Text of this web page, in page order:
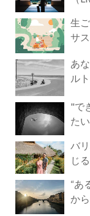
生
サ
あなた
ル
"で
た
バ
じ
“あ
か